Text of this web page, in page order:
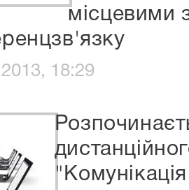
місцевими
18:29